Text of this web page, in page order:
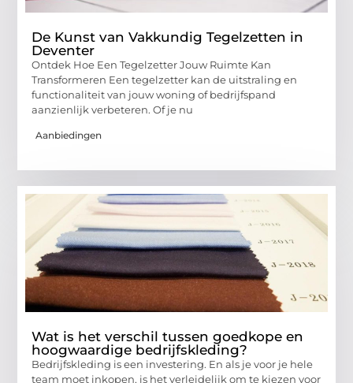
De Kunst van Vakkundig Tegelzetten in
Deventer
Ontdek Hoe Een Tegelzetter Jouw Ruimte Kan
Transformeren Een tegelzetter kan de uitstraling en
functionaliteit van jouw woning of bedrijfspand
aanzienlijk verbeteren. Of je nu
Aanbiedingen
Wat is het verschil tussen goedkope en
hoogwaardige bedrijfskleding?
Bedrijfskleding is een investering. En als je voor je hele
team moet inkopen, is het verleidelijk om te kiezen voor